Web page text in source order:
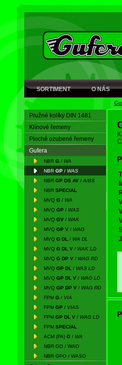
SORTIMENT O NÁS
Pružné kolíky DIN 1481
Klínové řemeny
Ploché ozubené řemeny
Gufera
NBR G / WA
NBR GP / WAS
NBR GP DS AV / A/BS
NBR SPECIAL
MVQ G / WA
MVQ GP / WAS
MVQ GV / WAK
MVQ GP V / WAG
MVQ G DL / WA DL
MVQ G DL V / WAK LD
MVQ G DP V / WAG RD
MVQ GP DL / WAS LD
MVQ GP DL V / WAG LD
MVQ GP DP V / WAG RD
FPM G / VIA
FPM GP / VIAS
FPM GP DL V / WAG LD
FPM SPECIAL
ACM (PA) G / WA
NBR GO / WAO
NBR GPO / WASO